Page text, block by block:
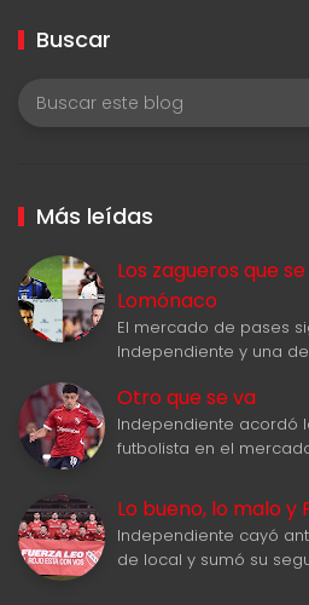
Buscar
Más leídas
Los zagueros que
Lomónaco
El mercado de pases
Independiente y una
Otro que se va
Independiente acordó
futbolista en el
Lo bueno, lo malo y
Independiente cayó
de local y sumó su